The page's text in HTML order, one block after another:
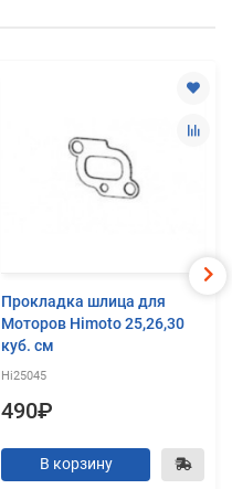
Прокладка шлица для
Моторов Himoto 25,26,30
куб. см
Hi25045
490₽
В корзину